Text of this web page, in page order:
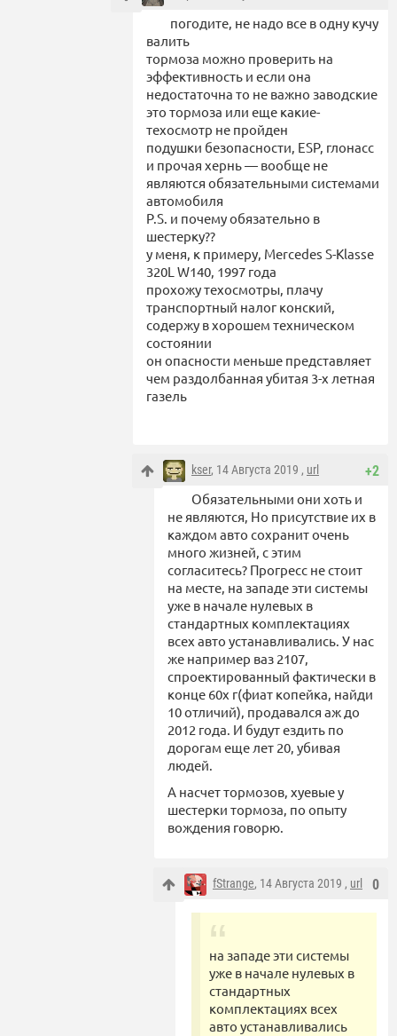
погодите, не надо все в одну кучу
валить
тормоза можно проверить на
эффективность и если она
недостаточна то не важно заводские
это тормоза или еще какие-
техосмотр не пройден
подушки безопасности, ESP, глонасс
и прочая хернь — вообще не
являются обязательными системами
автомобиля
P.S. и почему обязательно в
шестерку??
у меня, к примеру, Mercedes S-Klasse
320L W140, 1997 года
прохожу техосмотры, плачу
транспортный налог конский,
содержу в хорошем техническом
состоянии
он опасности меньше представляет
чем раздолбанная убитая 3-х летная
газель
+2
kser, 14 Августа 2019 , url
Обязательными они хоть и
не являются, Но присутствие их в
каждом авто сохранит очень
много жизней, с этим
согласитесь? Прогресс не стоит
на месте, на западе эти системы
уже в начале нулевых в
стандартных комплектациях
всех авто устанавливались. У нас
же например ваз 2107,
спроектированный фактически в
конце 60х г(фиат копейка, найди
10 отличий), продавался аж до
2012 года. И будут ездить по
дорогам еще лет 20, убивая
людей.
А насчет тормозов, хуевые у
шестерки тормоза, по опыту
вождения говорю.
0
fStrange, 14 Августа 2019 , url
на западе эти системы
уже в начале нулевых в
стандартных
комплектациях всех
авто устанавливались